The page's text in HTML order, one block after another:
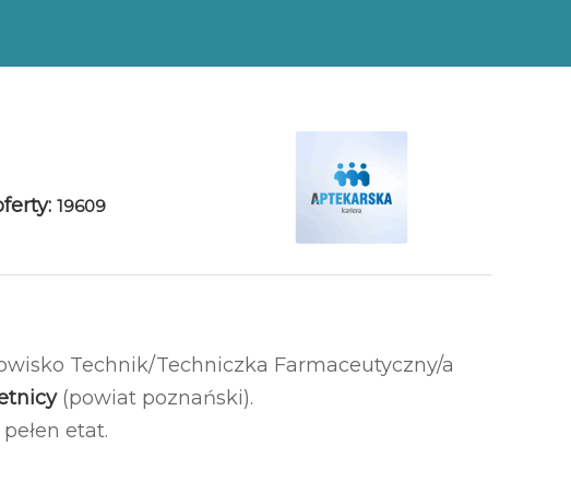
19609
Technik/Techniczka Farmaceutyczny/a
(powiat poznański).
etat.